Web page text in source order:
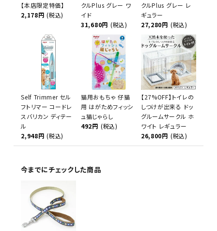
【本店限定特価】
2,178円 (税込)
クルPlus グレー ワ
イド
31,680円 (税込)
クルPlus グレー レ
ギュラー
27,280円 (税込)
Self Trimmer セル
フトリマー コードレ
スバリカン ディテー
ル
2,948円 (税込)
猫用おもちゃ 仔猫
用 はがためフィッシ
ュ猫じゃらし
492円 (税込)
【27%OFF】トイレの
しつけが出来る ドッ
グルームサークル ホ
ワイト レギュラー
26,800円 (税込)
今までにチェックした商品